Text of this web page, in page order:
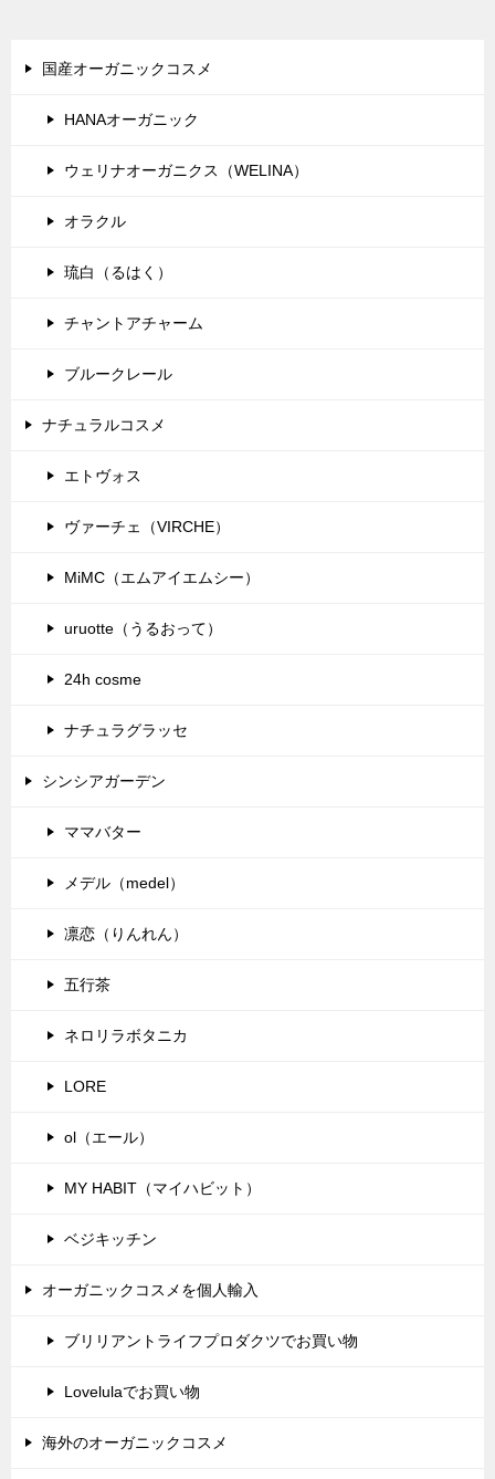
シ
国産オーガニックコスメ
HANAオーガニック
ウェリナオーガニクス（WELINA）
オラクル
琉白（るはく）
チャントアチャーム
ブルークレール
ナチュラルコスメ
エトヴォス
ヴァーチェ（VIRCHE）
MiMC（エムアイエムシー）
uruotte（うるおって）
24h cosme
ナチュラグラッセ
シンシアガーデン
ママバター
メデル（medel）
凛恋（りんれん）
五行茶
ネロリラボタニカ
LORE
ol（エール）
MY HABIT（マイハビット）
ベジキッチン
オーガニックコスメを個人輸入
ブリリアントライフプロダクツでお買い物
Lovelulaでお買い物
海外のオーガニックコスメ